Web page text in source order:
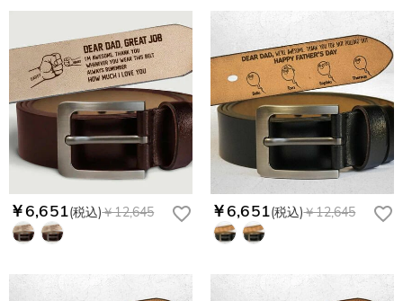
￥6,651(税込)￥12,645 ￥6,651(税込)￥12,645